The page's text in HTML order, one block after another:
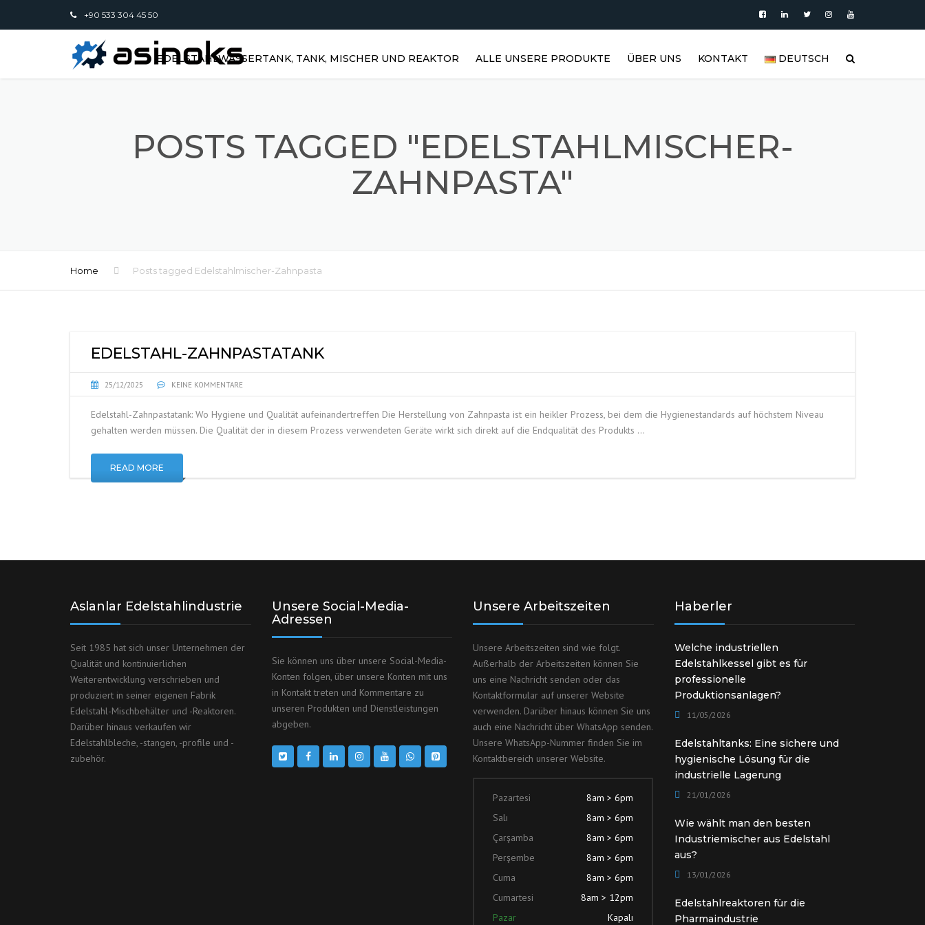
+90 533 304 45 50
EDELSTAHLWASSERTANK, TANK, MISCHER UND REAKTOR ALLE UNSERE PRODUKTE
VERTIKALE EDELSTAHLTANKS |
VERTIKALE WASSERTANKS
EDELSTAHLREAKTOREN
STAUBMISCHER
ÜBER UNS
FRAGEN)
KONTAKT DEUTSCH
TÜRKÇE
POSTS TAGGED "EDELSTAHLMISCHER-
ZAHNPASTA"
Home Posts tagged Edelstahlmischer-Zahnpasta
EDELSTAHL-ZAHNPASTATANK
25/12/2025 KEINE KOMMENTARE
Edelstahl-Zahnpastatank: Wo Hygiene und Qualität aufeinandertreffen Die Herstellung von Zahnpasta ist ein heikler Prozess, bei dem die Hygienestandards auf höchstem Niveau
gehalten werden müssen. Die Qualität der in diesem Prozess verwendeten Geräte wirkt sich direkt auf die Endqualität des Produkts …
READ MORE
Aslanlar Edelstahlindustrie
Seit 1985 hat sich unser Unternehmen der
Qualität und kontinuierlichen
Weiterentwicklung verschrieben und
produziert in seiner eigenen Fabrik
Edelstahl-Mischbehälter und -Reaktoren.
Darüber hinaus verkaufen wir
Edelstahlbleche, -stangen, -profile und -
zubehör.
Unsere Social-Media-
Adressen
Sie können uns über unsere Social-Media-
Konten folgen, über unsere Konten mit uns
in Kontakt treten und Kommentare zu
unseren Produkten und Dienstleistungen
abgeben.
Unsere Arbeitszeiten
Unsere Arbeitszeiten sind wie folgt.
Außerhalb der Arbeitszeiten können Sie
uns eine Nachricht senden oder das
Kontaktformular auf unserer Website
verwenden. Darüber hinaus können Sie uns
auch eine Nachricht über WhatsApp senden.
Unsere WhatsApp-Nummer finden Sie im
Kontaktbereich unserer Website.
Pazartesi
8am > 6pm
Salı
8am > 6pm
Çarşamba
8am > 6pm
Perşembe
8am > 6pm
Cuma
8am > 6pm
Cumartesi
8am > 12pm
Pazar
Kapalı
Haberler
Welche industriellen
Edelstahlkessel gibt es für
professionelle
Produktionsanlagen?
11/05/2026
Edelstahltanks: Eine sichere und
hygienische Lösung für die
industrielle Lagerung
21/01/2026
Wie wählt man den besten
Industriemischer aus Edelstahl
aus?
13/01/2026
Edelstahlreaktoren für die
Pharmaindustrie